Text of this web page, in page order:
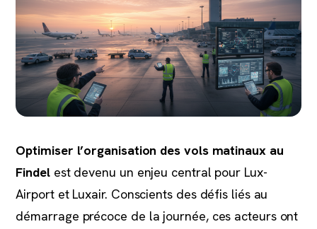
Optimiser l’organisation des vols matinaux au
Findelest devenu un enjeu central pour Lux-
Airport et Luxair. Conscients des défis liés au
démarrage précoce de la journée, ces acteurs ont